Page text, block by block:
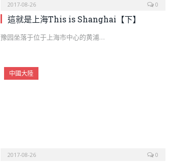
2017-08-26 0
這就是上海This is Shanghai【下】
豫园坐落于位于上海市中心的黄浦…
中國大陸
2017-08-26 0